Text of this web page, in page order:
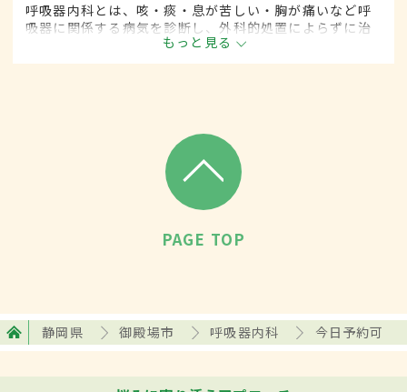
呼吸器内科とは、咳・痰・息が苦しい・胸が痛いなど呼
吸器に関係する病気を診断し、外科的処置によらずに治
療する内科の一領域です。平成20年4月の制度改正前
は、呼吸器科と呼ばれていました。
もっと見る
PAGE TOP
静岡県 御殿場市 呼吸器内科 今日予約可